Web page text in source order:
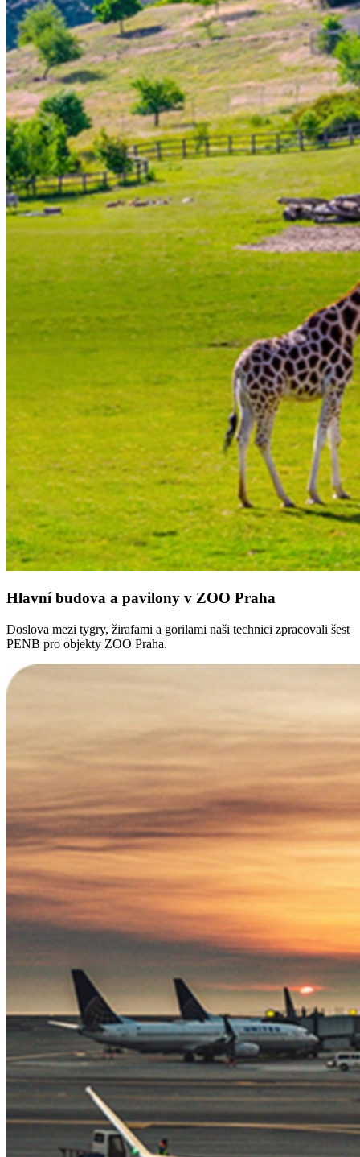
Hlavní budova a pavilony v ZOO Praha
Doslova mezi tygry, žirafami a gorilami naši technici zpracovali šest
PENB pro objekty ZOO Praha.